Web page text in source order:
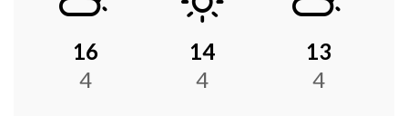
16
4
14
4
13
4